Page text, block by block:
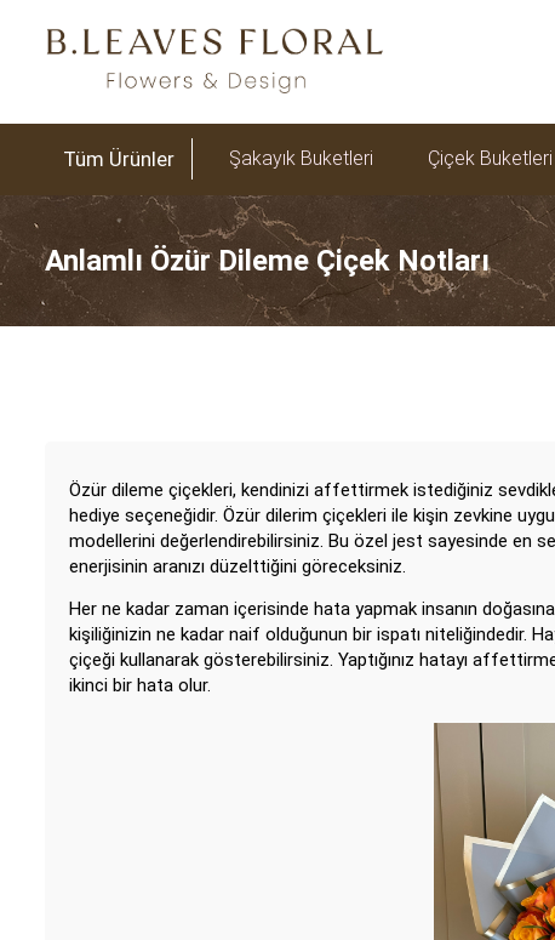
Tüm Ürünler Şakayık Buketleri Çiçek Buketleri
Anlamlı Özür Dileme Çiçek Notları
Özür dileme çiçekleri, kendinizi affettirmek istediğiniz
hediye seçeneğidir. Özür dilerim çiçekleri ile kişin zevkine
modellerini değerlendirebilirsiniz. Bu özel jest sayesinde en
enerjisinin aranızı düzelttiğini göreceksiniz.
Her ne kadar zaman içerisinde hata yapmak insanın
kişiliğinizin ne kadar naif olduğunun bir ispatı niteliğindedir.
çiçeği kullanarak gösterebilirsiniz. Yaptığınız hatayı
ikinci bir hata olur.